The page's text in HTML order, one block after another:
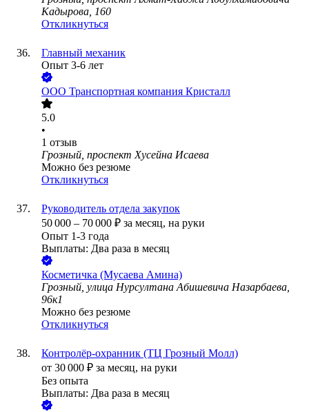
Кадырова, 160
Откликнуться
Главный механик
Опыт 3-6 лет
ООО Транспортная компания Кристалл
5.0
•
1 отзыв
Грозный, проспект Хусейна Исаева
Можно без резюме
Откликнуться
Руководитель отдела закупок
50 000 – 70 000 ₽ за месяц, на руки
Опыт 1-3 года
Выплаты: Два раза в месяц
Косметичка (Мусаева Амина)
Грозный, улица Нурсултана Абишевича Назарбаева,
96к1
Можно без резюме
Откликнуться
Контролёр-охранник (ТЦ Грозный Молл)
от 30 000 ₽ за месяц, на руки
Без опыта
Выплаты: Два раза в месяц